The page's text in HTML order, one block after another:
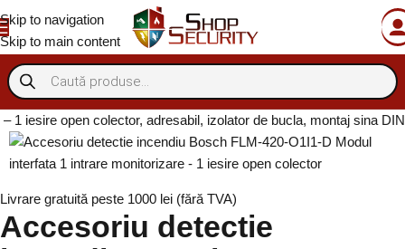
Skip to navigation
Skip to main content
1 iesire open colector, adresabil, izolator de bucla, montaj sina DIN
Livrare gratuită peste 1000 lei (fără TVA)
Accesoriu detectie